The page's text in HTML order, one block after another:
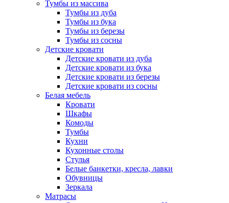
Тумбы из массива
Тумбы из дуба
Тумбы из бука
Тумбы из березы
Тумбы из сосны
Детские кровати
Детские кровати из дуба
Детские кровати из бука
Детские кровати из березы
Детские кровати из сосны
Белая мебель
Кровати
Шкафы
Комоды
Тумбы
Кухни
Кухонные столы
Стулья
Белые банкетки, кресла, лавки
Обувницы
Зеркала
Матрасы